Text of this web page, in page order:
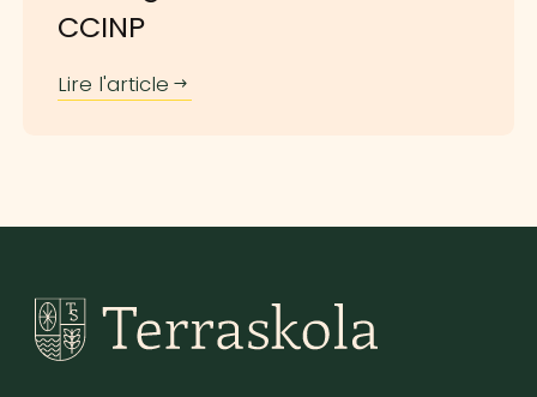
CCINP
Lire l'article